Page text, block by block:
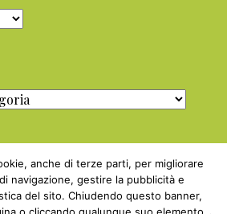
- 2026 BabyGreen™ ·
anche di terze parti, per migliorare
navigazione, gestire la pubblicità e
del sito. Chiudendo questo banner,